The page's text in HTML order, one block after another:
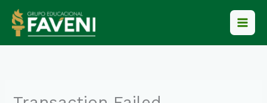
para
conteúdo